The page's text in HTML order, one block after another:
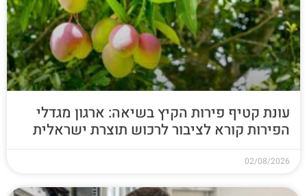
עונת קטיף פירות הקיץ בשיאה: ארגון מגדלי
הפירות קורא לציבור לרכוש תוצרת ישראלית
02/08/2026